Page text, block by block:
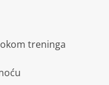
treninga